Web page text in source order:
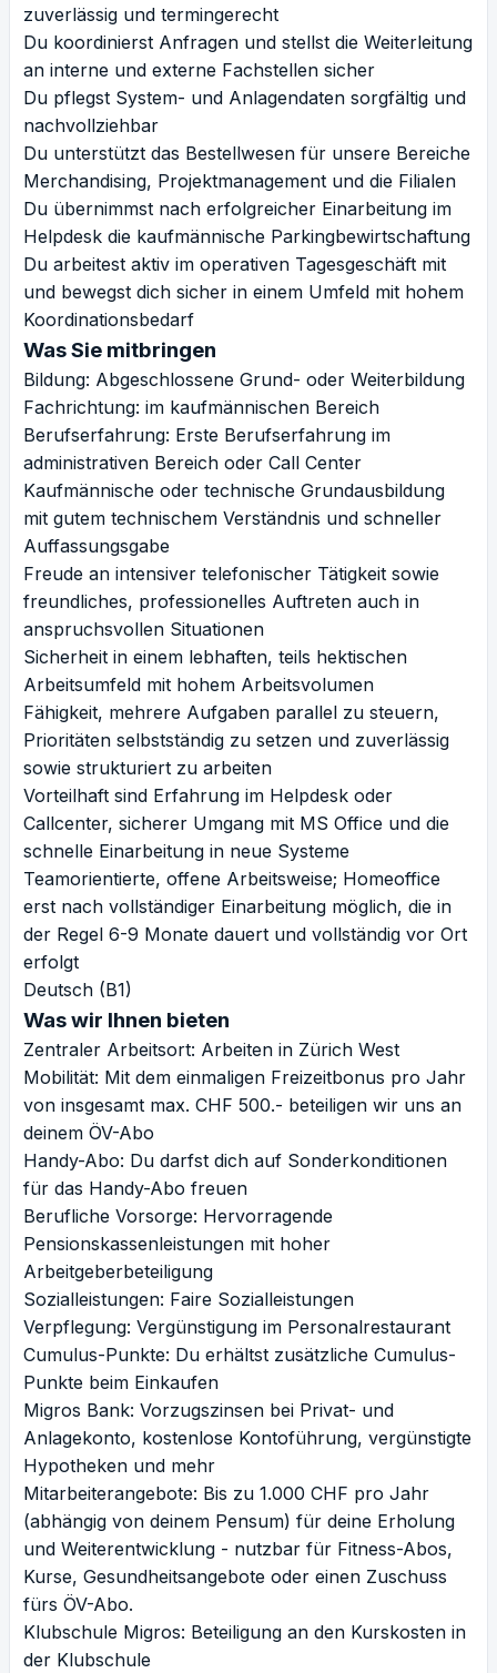
zuverlässig und termingerecht
Du koordinierst Anfragen und stellst die Weiterleitung
an interne und externe Fachstellen sicher
Du pflegst System- und Anlagendaten sorgfältig und
nachvollziehbar
Du unterstützt das Bestellwesen für unsere Bereiche
Merchandising, Projektmanagement und die Filialen
Du übernimmst nach erfolgreicher Einarbeitung im
Helpdesk die kaufmännische Parkingbewirtschaftung
Du arbeitest aktiv im operativen Tagesgeschäft mit
und bewegst dich sicher in einem Umfeld mit hohem
Koordinationsbedarf
Was Sie mitbringen
Bildung: Abgeschlossene Grund- oder Weiterbildung
Fachrichtung: im kaufmännischen Bereich
Berufserfahrung: Erste Berufserfahrung im
administrativen Bereich oder Call Center
Kaufmännische oder technische Grundausbildung
mit gutem technischem Verständnis und schneller
Auffassungsgabe
Freude an intensiver telefonischer Tätigkeit sowie
freundliches, professionelles Auftreten auch in
anspruchsvollen Situationen
Sicherheit in einem lebhaften, teils hektischen
Arbeitsumfeld mit hohem Arbeitsvolumen
Fähigkeit, mehrere Aufgaben parallel zu steuern,
Prioritäten selbstständig zu setzen und zuverlässig
sowie strukturiert zu arbeiten
Vorteilhaft sind Erfahrung im Helpdesk oder
Callcenter, sicherer Umgang mit MS Office und die
schnelle Einarbeitung in neue Systeme
Teamorientierte, offene Arbeitsweise; Homeoffice
erst nach vollständiger Einarbeitung möglich, die in
der Regel 6-9 Monate dauert und vollständig vor Ort
erfolgt
Deutsch (B1)
Was wir Ihnen bieten
Zentraler Arbeitsort: Arbeiten in Zürich West
Mobilität: Mit dem einmaligen Freizeitbonus pro Jahr
von insgesamt max. CHF 500.- beteiligen wir uns an
deinem ÖV-Abo
Handy-Abo: Du darfst dich auf Sonderkonditionen
für das Handy-Abo freuen
Berufliche Vorsorge: Hervorragende
Pensionskassenleistungen mit hoher
Arbeitgeberbeteiligung
Sozialleistungen: Faire Sozialleistungen
Verpflegung: Vergünstigung im Personalrestaurant
Cumulus-Punkte: Du erhältst zusätzliche Cumulus-
Punkte beim Einkaufen
Migros Bank: Vorzugszinsen bei Privat- und
Anlagekonto, kostenlose Kontoführung, vergünstigte
Hypotheken und mehr
Mitarbeiterangebote: Bis zu 1.000 CHF pro Jahr
(abhängig von deinem Pensum) für deine Erholung
und Weiterentwicklung - nutzbar für Fitness-Abos,
Kurse, Gesundheitsangebote oder einen Zuschuss
fürs ÖV-Abo.
Klubschule Migros: Beteiligung an den Kurskosten in
der Klubschule